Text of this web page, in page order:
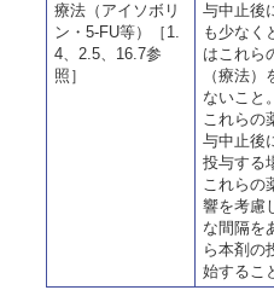
療法（アイソボリ
ン・5-FU等）［1.
4、2.5、16.7参
照］
与中止後
も少なく
はこれら
（療法）
ないこと
これらの
与中止後
投与する
これらの
響を考慮
な間隔を
ら本剤の
始するこ